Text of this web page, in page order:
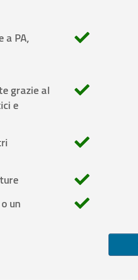
a PA,
grazie al
e
un